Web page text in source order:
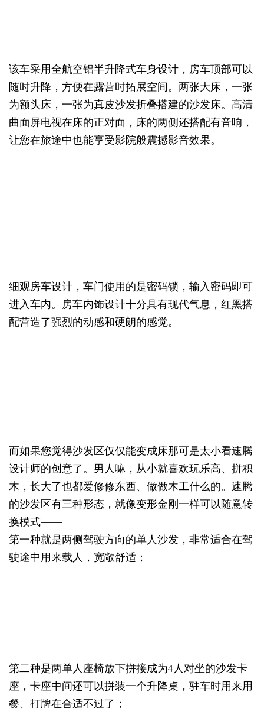
该车采用全航空铝半升降式车身设计，房车顶部可以
随时升降，方便在露营时拓展空间。两张大床，一张
为额头床，一张为真皮沙发折叠搭建的沙发床。高清
曲面屏电视在床的正对面，床的两侧还搭配有音响，
让您在旅途中也能享受影院般震撼影音效果。
细观房车设计，车门使用的是密码锁，输入密码即可
进入车内。房车内饰设计十分具有现代气息，红黑搭
配营造了强烈的动感和硬朗的感觉。
而如果您觉得沙发区仅仅能变成床那可是太小看速腾
设计师的创意了。男人嘛，从小就喜欢玩乐高、拼积
木，长大了也都爱修修东西、做做木工什么的。速腾
的沙发区有三种形态，就像变形金刚一样可以随意转
换模式——
第一种就是两侧驾驶方向的单人沙发，非常适合在驾
驶途中用来载人，宽敞舒适；
第二种是两单人座椅放下拼接成为4人对坐的沙发卡
座，卡座中间还可以拼装一个升降桌，驻车时用来用
餐、打牌在合适不过了；